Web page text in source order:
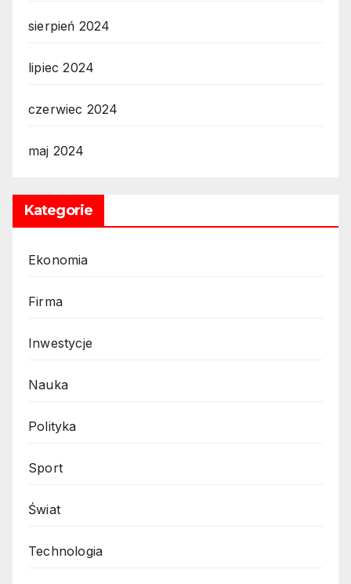
sierpień 2024
lipiec 2024
czerwiec 2024
maj 2024
Kategorie
Ekonomia
Firma
Inwestycje
Nauka
Polityka
Sport
Świat
Technologia